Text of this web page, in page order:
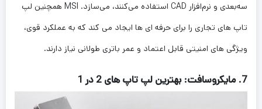
سه‌بعدی و نرم‌افزار CAD استفاده می‌کنند، می‌سازد. MSI همچنین لپ
تاپ های تجاری را برای حرفه ای ها ایجاد می کند که به عملکرد قوی،
ویژگی های امنیتی قابل اعتماد و عمر باتری طولانی نیاز دارند.
7. مایکروسافت: بهترین لپ تاپ های 2 در 1